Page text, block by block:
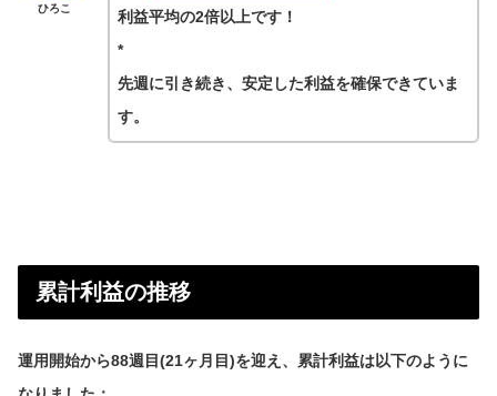
ひろこ
利益平均の2倍以上です！
*
先週に引き続き、安定した利益を確保できていま
す。
累計利益の推移
運用開始から88週目(21ヶ月目)を迎え、累計利益は以下のように